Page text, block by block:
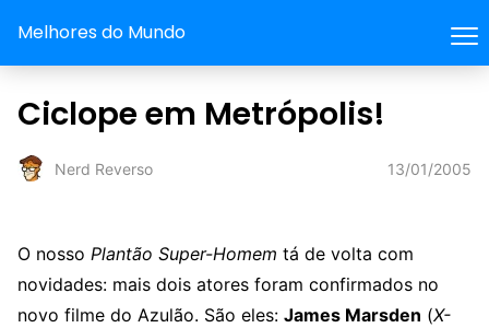
Melhores do Mundo
Ciclope em Metrópolis!
Nerd Reverso 13/01/2005
O nosso Plantão Super-Homem tá de volta com
novidades: mais dois atores foram confirmados no
novo filme do Azulão. São eles: James Marsden (X-